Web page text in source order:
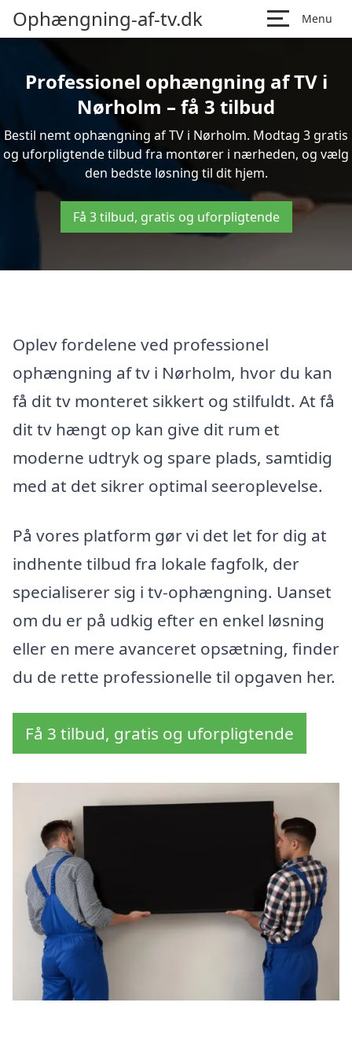
Ophængning-af-tv.dk Menu
Professionel ophængning af TV i
Nørholm – få 3 tilbud
Bestil nemt ophængning af TV i Nørholm. Modtag 3 gratis
og uforpligtende tilbud fra montører i nærheden, og vælg
den bedste løsning til dit hjem.
Få 3 tilbud, gratis og uforpligtende
Oplev fordelene ved professionel
ophængning af tv i Nørholm, hvor du kan
få dit tv monteret sikkert og stilfuldt. At få
dit tv hængt op kan give dit rum et
moderne udtryk og spare plads, samtidig
med at det sikrer optimal seeroplevelse.
På vores platform gør vi det let for dig at
indhente tilbud fra lokale fagfolk, der
specialiserer sig i tv-ophængning. Uanset
om du er på udkig efter en enkel løsning
eller en mere avanceret opsætning, finder
du de rette professionelle til opgaven her.
Få 3 tilbud, gratis og uforpligtende